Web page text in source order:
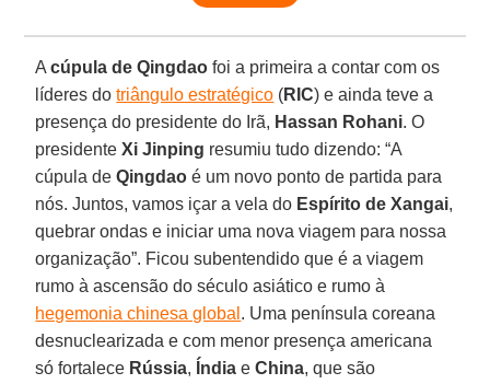
Acúpula de Qingdao foi a primeira a contar com os
líderes do triângulo estratégico (RIC) e ainda teve a
presença do presidente do Irã, Hassan Rohani. O
presidenteXi Jinping resumiu tudo dizendo: “A
cúpula deQingdao é um novo ponto de partida para
nós. Juntos, vamos içar a vela do Espírito de Xangai,
quebrar ondas e iniciar uma nova viagem para nossa
organização”. Ficou subentendido que é a viagem
rumo à ascensão do século asiático e rumo à
hegemonia chinesa global . Uma península coreana
desnuclearizada e com menor presença americana
só fortalece Rússia, Índia eChina, que são